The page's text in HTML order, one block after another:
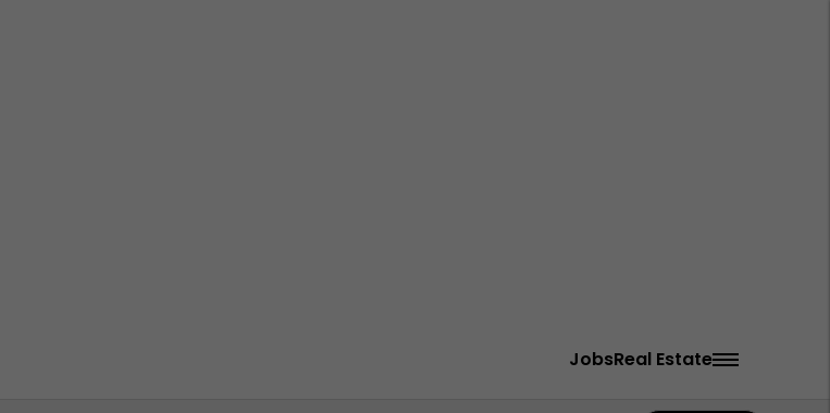
JobsReal Estate